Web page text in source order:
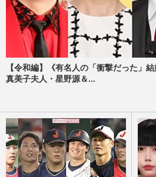
【令和編】《有名人の「衝撃だった」
真美子夫人・星野源＆...